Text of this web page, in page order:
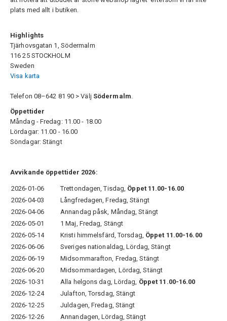
plats med allt i butiken.
Highlights
Tjärhovsgatan 1, Södermalm
116 25 STOCKHOLM
Sweden
Visa karta
Telefon 08–642 81 90 > Välj Södermalm.
Öppettider
Måndag - Fredag: 11.00 - 18.00
Lördagar: 11.00 - 16.00
Söndagar: Stängt
Avvikande öppettider 2026:
2026-01-06 Trettondagen, Tisdag, Öppet 11.00-16.00
2026-04-03
Långfredagen, Fredag, Stängt
2026-04-06
Annandag påsk, Måndag, Stängt
2026-05-01
1 Maj, Fredag, Stängt
2026-05-14
Kristi himmelsfärd, Torsdag, Öppet 11.00-16.00
2026-06-06
Sveriges nationaldag, Lördag, Stängt
2026-06-19
Midsommarafton, Fredag, Stängt
2026-06-20
Midsommardagen, Lördag, Stängt
2026-10-31
Alla helgons dag, Lördag, Öppet 11.00-16.00
2026-12-24
Julafton, Torsdag, Stängt
2026-12-25
Juldagen, Fredag, Stängt
2026-12-26
Annandagen, Lördag, Stängt